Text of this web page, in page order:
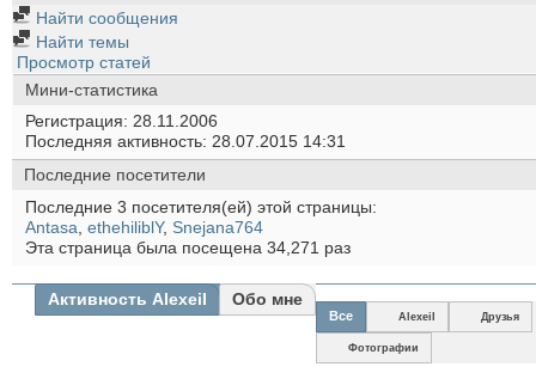
Найти сообщения
Найти темы
Просмотр статей
Мини-статистика
Регистрация
28.11.2006
Последняя активность 28.07.2015 14:31
Последние посетители
Последние 3 посетителя(ей) этой страницы:
Antasa ethehiliblY, Snejana764
Эта страница была посещена 34,271 раз
Активность AlexeiI Обо мне
Все AlexeiI Друзья
Фотографии